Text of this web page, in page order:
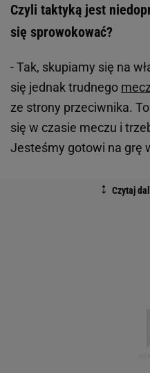
Czyli taktyką jest
się sprowokować?
- Tak, skupiamy się na
się jednak trudnego
ze strony przeciwnika.
się w czasie meczu i
Jesteśmy gotowi na grę